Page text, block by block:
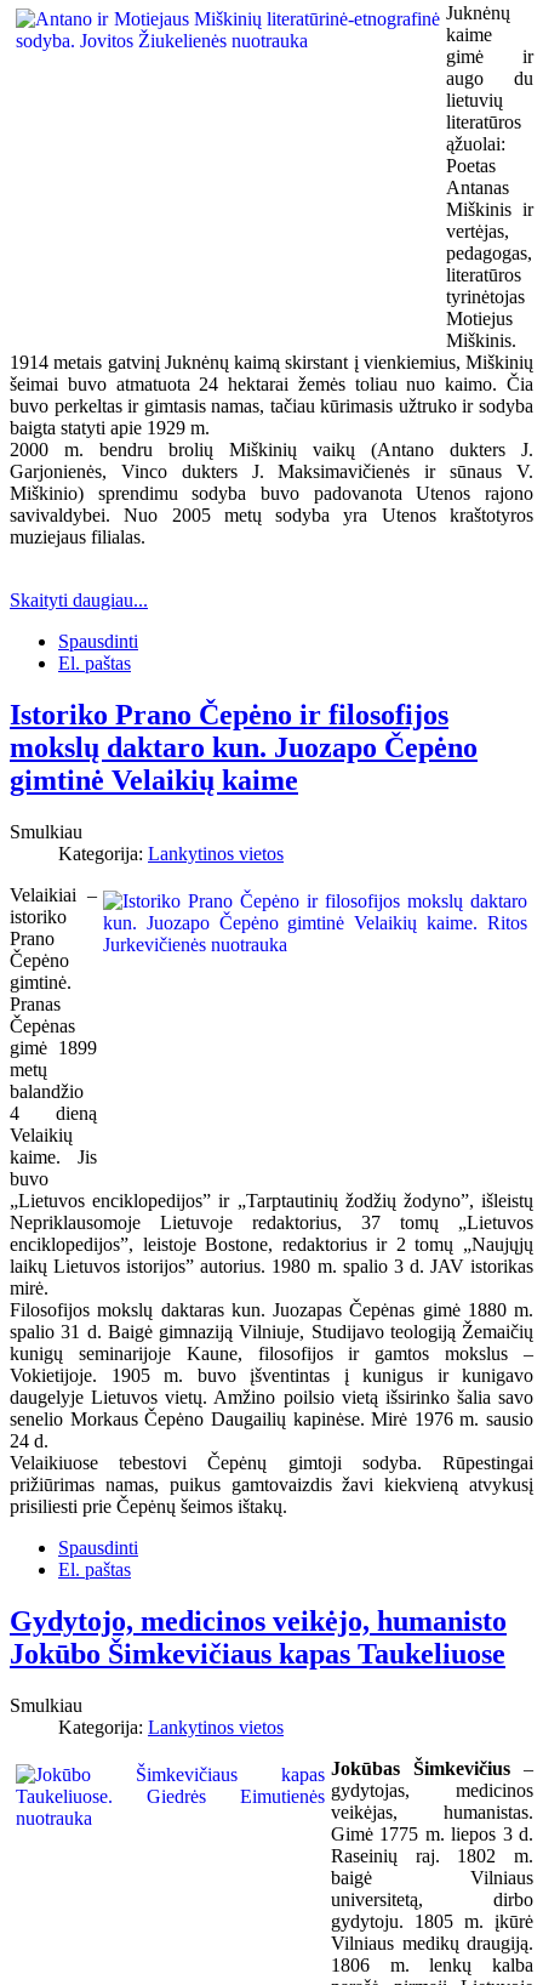
Juknėnų
kaime
gimė ir
augo du
lietuvių
literatūros
ąžuolai:
Poetas
Antanas
Miškinis ir
vertėjas,
pedagogas,
literatūros
tyrinėtojas
Motiejus
Miškinis.
1914 metais gatvinį Juknėnų kaimą skirstant į vienkiemius, Miškinių
šeimai buvo atmatuota 24 hektarai žemės toliau nuo kaimo. Čia
buvo perkeltas ir gimtasis namas, tačiau kūrimasis užtruko ir sodyba
baigta statyti apie 1929 m.
2000 m. bendru brolių Miškinių vaikų (Antano dukters J.
Garjonienės, Vinco dukters J. Maksimavičienės ir sūnaus V.
Miškinio) sprendimu sodyba buvo padovanota Utenos rajono
savivaldybei. Nuo 2005 metų sodyba yra Utenos kraštotyros
muziejaus filialas.
Skaityti daugiau...
Spausdinti
El. paštas
Istoriko Prano Čepėno ir filosofijos
mokslų daktaro kun. Juozapo Čepėno
gimtinė Velaikių kaime
Smulkiau
Kategorija: Lankytinos vietos
Velaikiai –
istoriko
Prano
Čepėno
gimtinė.
Pranas
Čepėnas
gimė 1899
metų
balandžio
4 dieną
Velaikių
kaime. Jis
buvo
„Lietuvos enciklopedijos” ir „Tarptautinių žodžių žodyno”, išleistų
Nepriklausomoje Lietuvoje redaktorius, 37 tomų „Lietuvos
enciklopedijos”, leistoje Bostone, redaktorius ir 2 tomų „Naujųjų
laikų Lietuvos istorijos” autorius. 1980 m. spalio 3 d. JAV istorikas
mirė.
Filosofijos mokslų daktaras kun. Juozapas Čepėnas gimė 1880 m.
spalio 31 d. Baigė gimnaziją Vilniuje, Studijavo teologiją Žemaičių
kunigų seminarijoje Kaune, filosofijos ir gamtos mokslus –
Vokietijoje. 1905 m. buvo įšventintas į kunigus ir kunigavo
daugelyje Lietuvos vietų. Amžino poilsio vietą išsirinko šalia savo
senelio Morkaus Čepėno Daugailių kapinėse. Mirė 1976 m. sausio
24 d.
Velaikiuose tebestovi Čepėnų gimtoji sodyba. Rūpestingai
prižiūrimas namas, puikus gamtovaizdis žavi kiekvieną atvykusį
prisiliesti prie Čepėnų šeimos ištakų.
Spausdinti
El. paštas
Gydytojo, medicinos veikėjo, humanisto
Jokūbo Šimkevičiaus kapas Taukeliuose
Smulkiau
Kategorija: Lankytinos vietos
Jokūbas Šimkevičius –
gydytojas, medicinos
veikėjas, humanistas.
Gimė 1775 m. liepos 3 d.
Raseinių raj. 1802 m.
baigė Vilniaus
universitetą, dirbo
gydytoju. 1805 m. įkūrė
Vilniaus medikų draugiją.
1806 m. lenkų kalba